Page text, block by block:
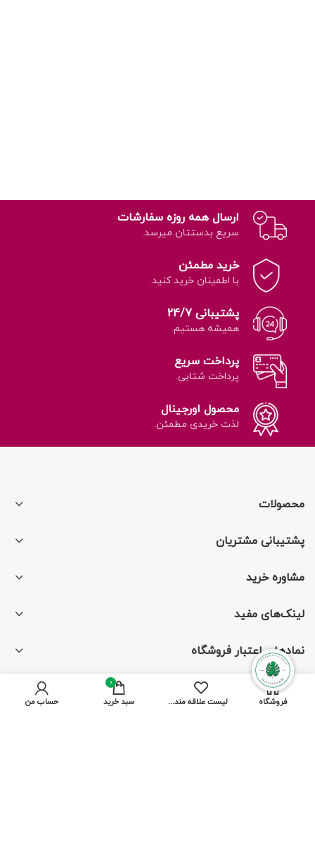
ارسال همه روزه سفارشات
سریع بدستتان میرسد.
خرید مطمئن
با اطمینان خرید کنید.
پشتیبانی 24/7
همیشه هستیم.
پرداخت سریع
پرداخت شتابی.
محصول اورجینال
لذت خریدی مطمئن.
محصولات
پشتیبانی مشتریان
مشاوره خرید
لینک‌های مفید
نمادهای اعتبار فروشگاه
فروشگاه لیست علاقه مندی ها
0
سبد خرید حساب من